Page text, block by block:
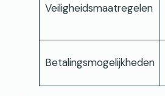
Veiligheidsmaatregelen
Betalingsmogelijkheden